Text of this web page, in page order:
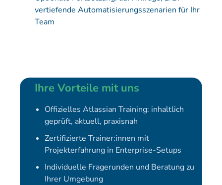
vertiefende Automatisierungsszenarien für Ihr
Team
Ihre Vorteile mit uns
Offizielles Atlassian Training: inhaltlich
geprüft, aktuell, praxisnah
Zertifizierte Trainer:innen mit
Projekterfahrung in Enterprise-Setups
Individuelle Fragerunden und Beratung zu
Ihrer Umgebung